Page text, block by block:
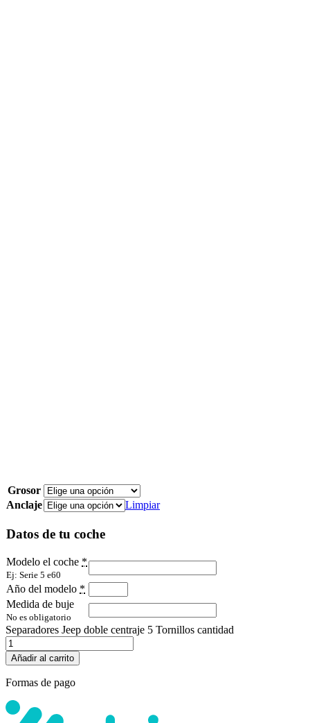
Grosor
Anclaje
Limpiar
Datos de tu coche
Modelo el coche *
Ej: Serie 5 e60
Año del modelo *
Medida de buje
No es obligatorio
Separadores Jeep doble centraje 5 Tornillos cantidad
Añadir al carrito
Formas de pago